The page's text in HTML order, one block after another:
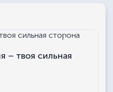
– твоя сильная